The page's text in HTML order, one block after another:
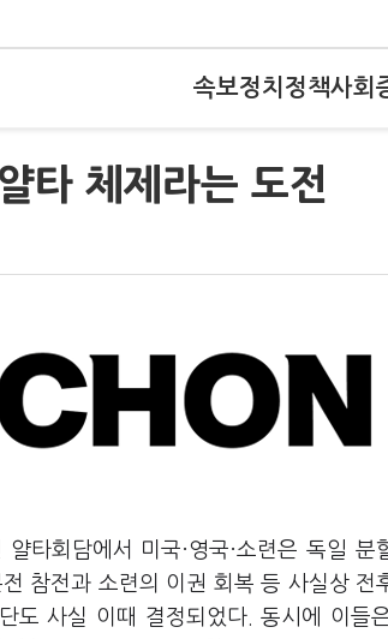
속보정치 정책사회
타 체제라는 도전
얄타회담에서 미국·영국·소련은 독일
참전과 소련의 이권 회복 등 사실상 전
도 사실 이때 결정되었다. 동시에 이들